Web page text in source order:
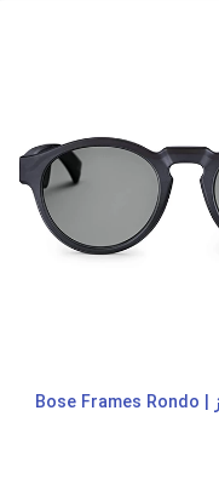
عینک و اسپیکر بوز | Bose Frames Rondo